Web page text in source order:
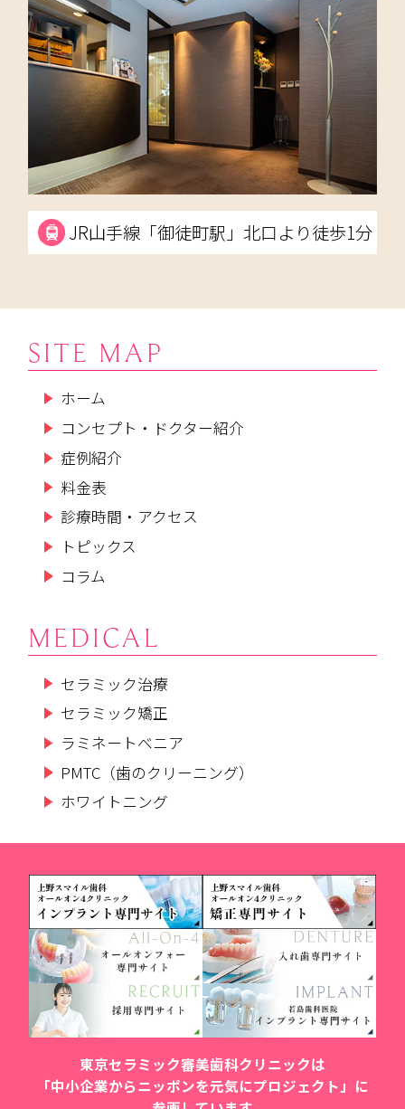
JR山手線「御徒町駅」北口より徒歩1分
SITE MAP
ホーム
コンセプト・ドクター紹介
症例紹介
料金表
診療時間・アクセス
トピックス
コラム
MEDICAL
セラミック治療
セラミック矯正
ラミネートべニア
PMTC（歯のクリーニング）
ホワイトニング
東京セラミック審美歯科クリニックは
「中小企業からニッポンを元気にプロジェクト」に